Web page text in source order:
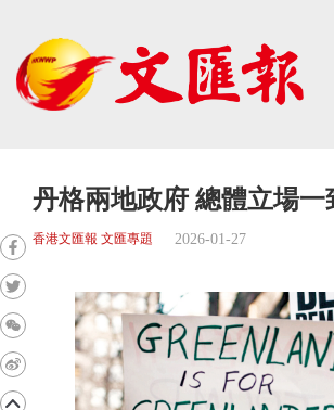
丹格兩地政府 總體立場一
香港文匯報 文匯專題 2026-01-27